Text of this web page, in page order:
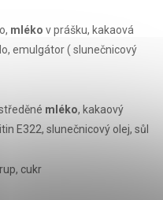
mléko v prášku, kakaová
emulgátor ( slunečnicový
mléko, kakaový
E322, slunečnicový olej, sůl
cukr